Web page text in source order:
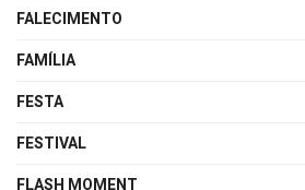
FALECIMENTO
FAMÍLIA
FESTA
FESTIVAL